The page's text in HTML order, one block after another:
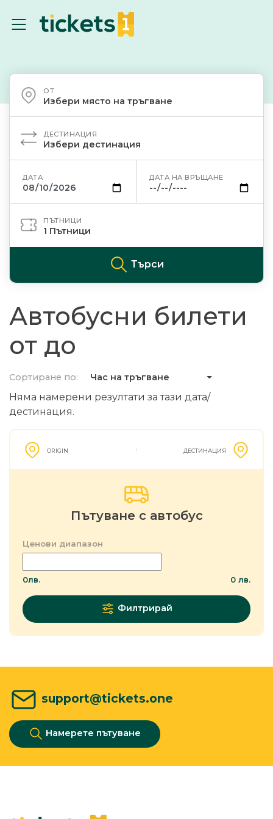
ОТ
Избери място на тръгване
ДЕСТИНАЦИЯ
Избери дестинация
ДАТА ДАТА НА ВРЪЩАНЕ
ПЪТНИЦИ
1 Пътници
Търси
Автобусни билети
от до
Сортиране по: Час на тръгване
Няма намерени резултати за тази дата/
дестинация.
ORIGIN ДЕСТИНАЦИЯ
Пътуване с автобус
Ценови диапазон
0лв. 0 лв.
Филтрирай
support@tickets.one
Намерете пътуване